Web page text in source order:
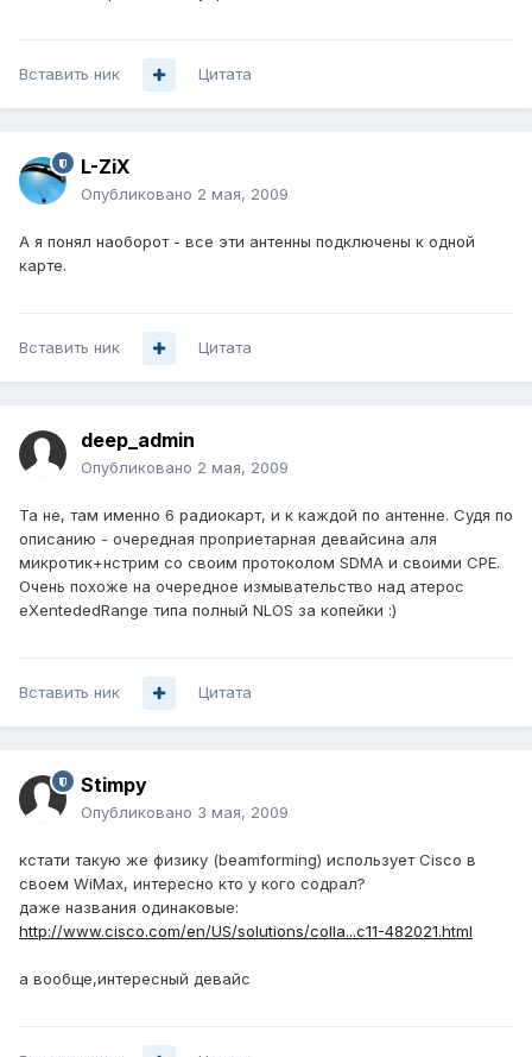
Вставить ник Цитата
L-ZiX
Опубликовано 2 мая, 2009
А я понял наоборот - все эти антенны подключены к одной
карте.
Вставить ник Цитата
deep_admin
Опубликовано 2 мая, 2009
Та не, там именно 6 радиокарт, и к каждой по антенне. Судя по
описанию - очередная проприетарная девайсина аля
микротик+нстрим со своим протоколом SDMA и своими CPE.
Очень похоже на очередное измывательство над атерос
eXentededRange типа полный NLOS за копейки :)
Вставить ник Цитата
Stimpy
Опубликовано 3 мая, 2009
кстати такую же физику (beamforming) использует Cisco в
своем WiMax, интересно кто у кого содрал?
даже названия одинаковые:
http://www.cisco.com/en/US/solutions/colla...c11-482021.html
а вообще,интересный девайс